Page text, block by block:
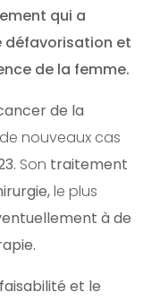
qui a
défavorisation et
de la femme.
de la
nouveaux cas
Son traitement
le plus
à de
et le